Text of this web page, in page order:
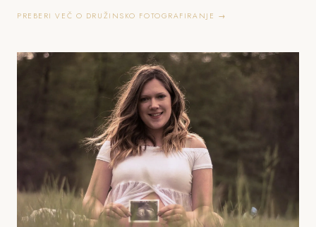
PREBERI VEČ O DRUŽINSKO FOTOGRAFIRANJE →